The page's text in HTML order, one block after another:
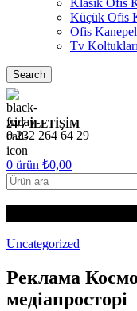
Klasik Ofis
Küçük Ofis
Ofis
Tv Koltukları
Search
24/7 İLETİŞİM
0 232 264 64 29
0 ürün ₺0,00
Uncategorized
Реклама
медіапросторі